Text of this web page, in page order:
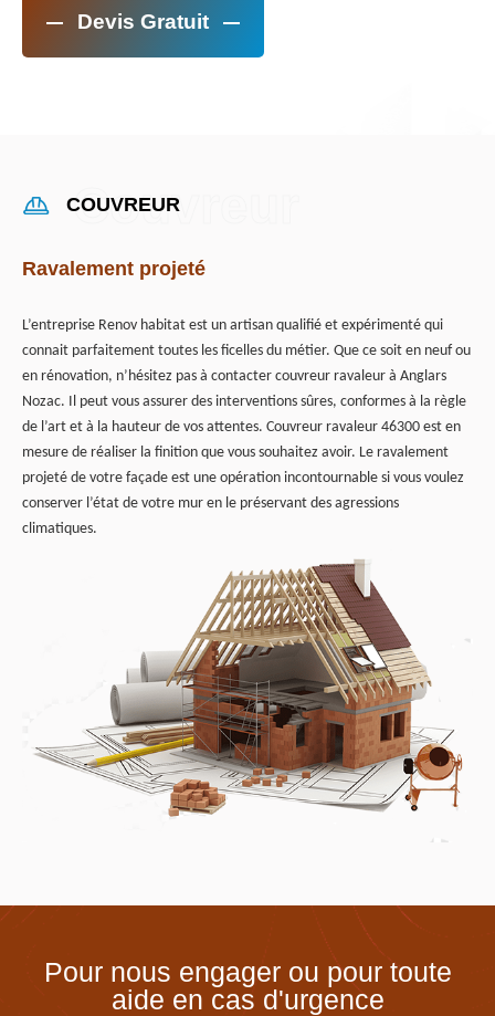
Devis Gratuit
COUVREUR
Ravalement projeté
L’entreprise Renov habitat est un artisan qualifié et expérimenté qui
connait parfaitement toutes les ficelles du métier. Que ce soit en neuf ou
en rénovation, n’hésitez pas à contacter couvreur ravaleur à Anglars
Nozac. Il peut vous assurer des interventions sûres, conformes à la règle
de l’art et à la hauteur de vos attentes. Couvreur ravaleur 46300 est en
mesure de réaliser la finition que vous souhaitez avoir. Le ravalement
projeté de votre façade est une opération incontournable si vous voulez
conserver l’état de votre mur en le préservant des agressions
climatiques.
Pour nous engager ou pour toute
aide en cas d'urgence